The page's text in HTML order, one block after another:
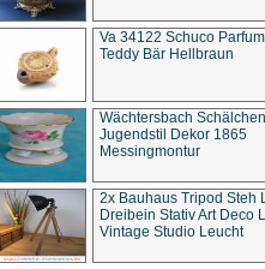
Va 34122 Schuco
Teddy Bär Hellbraun
Wächtersbach Schälchen
Jugendstil Dekor 1865
Messingmontur
2x Bauhaus Tripod Steh
Dreibein Stativ Art Deco
Vintage Studio Leucht